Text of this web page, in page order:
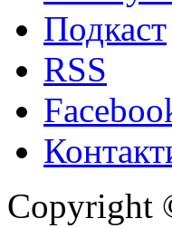
Подкаст
RSS
Copyright